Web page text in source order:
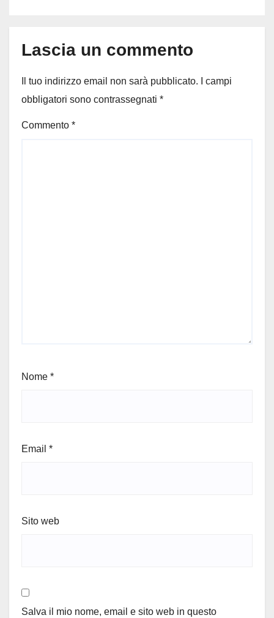
Lascia un commento
Il tuo indirizzo email non sarà pubblicato.
I campi
obbligatori sono contrassegnati *
Commento *
Nome *
Email *
Sito web
Salva il mio nome, email e sito web in questo